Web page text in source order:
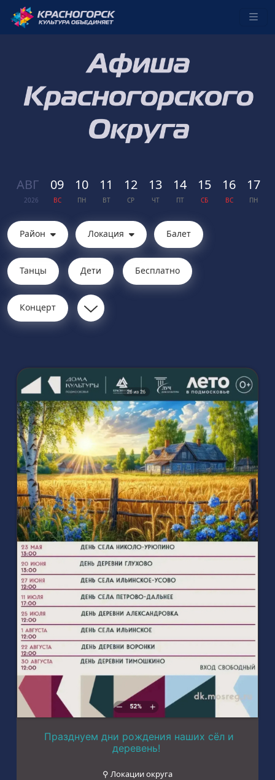
АВГ
2026
09
ВС
10
ПН
11
ВТ
12
СР
13
ЧТ
14
ПТ
15
СБ
16
ВС
17
ПН
Район Локация Балет
Танцы Дети Бесплатно
Концерт
Празднуем дни рождения наших сёл и
деревень!
⚲ Локации округа